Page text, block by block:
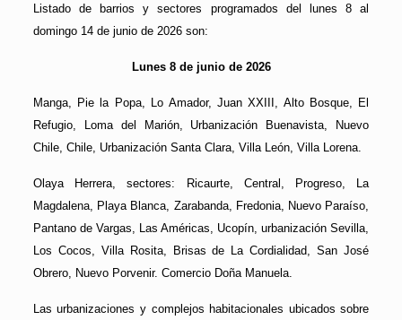
Listado de barrios y sectores programados del lunes 8 al
domingo 14 de junio de 2026 son:
Lunes 8 de junio de 2026
Manga, Pie la Popa, Lo Amador, Juan XXIII, Alto Bosque, El
Refugio, Loma del Marión, Urbanización Buenavista, Nuevo
Chile, Chile, Urbanización Santa Clara, Villa León, Villa Lorena.
Olaya Herrera, sectores: Ricaurte, Central, Progreso, La
Magdalena, Playa Blanca, Zarabanda, Fredonia, Nuevo Paraíso,
Pantano de Vargas, Las Américas, Ucopín, urbanización Sevilla,
Los Cocos, Villa Rosita, Brisas de La Cordialidad, San José
Obrero, Nuevo Porvenir. Comercio Doña Manuela.
Las urbanizaciones y complejos habitacionales ubicados sobre